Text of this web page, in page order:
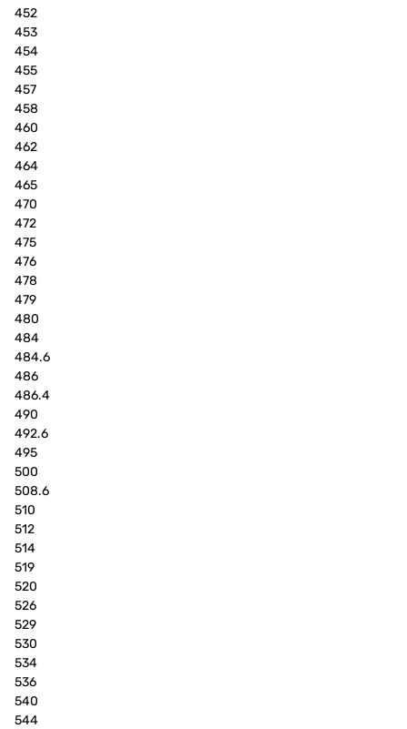
452
453
454
455
457
458
460
462
464
465
470
472
475
476
478
479
480
484
484.6
486
486.4
490
492.6
495
500
508.6
510
512
514
519
520
526
529
530
534
536
540
544